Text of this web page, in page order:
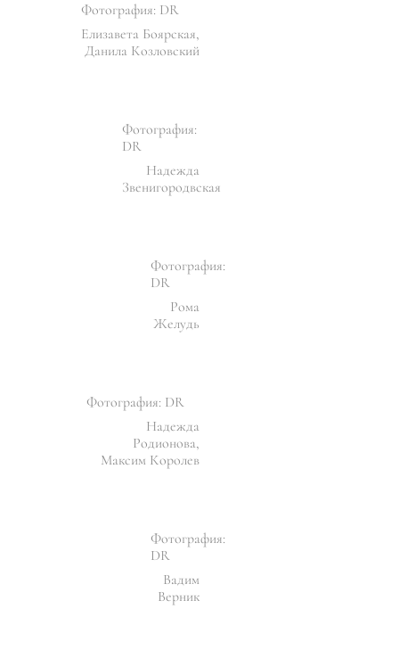
Фотография: DR
Елизавета Боярская,
Данила Козловский
Фотография:
DR
Надежда
Звенигородвская
Фотография:
DR
Рома
Желудь
Фотография: DR
Надежда
Родионова,
Максим Королев
Фотография:
DR
Вадим
Верник